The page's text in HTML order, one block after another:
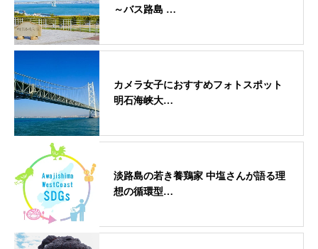
～バス路島 …
カメラ女子におすすめフォトスポット
明石海峡大…
淡路島の若き養鶏家 中塩さんが語る理
想の循環型…